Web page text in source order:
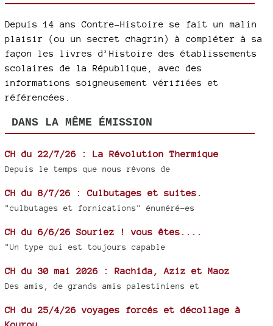
Depuis 14 ans Contre-Histoire se fait un malin
plaisir (ou un secret chagrin) à compléter à sa
façon les livres d’Histoire des établissements
scolaires de la République, avec des
informations soigneusement vérifiées et
référencées.
DANS LA MÊME ÉMISSION
CH du 22/7/26 : La Révolution Thermique
Depuis le temps que nous rêvons de
CH du 8/7/26 : Culbutages et suites.
"culbutages et fornications" énuméré-es
CH du 6/6/26 Souriez ! vous êtes....
"Un type qui est toujours capable
CH du 30 mai 2026 : Rachida, Aziz et Maoz
Des amis, de grands amis palestiniens et
CH du 25/4/26 voyages forcés et décollage à